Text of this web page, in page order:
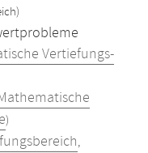
Vertiefungs-
)
,